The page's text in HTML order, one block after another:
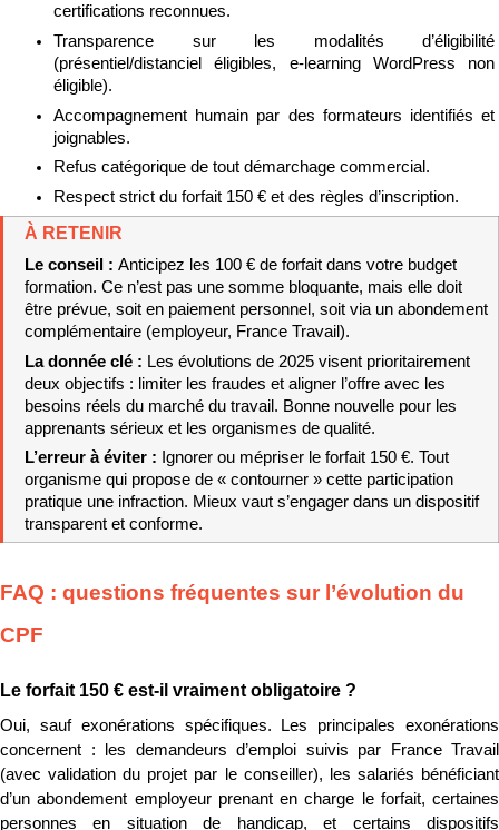
certifications reconnues.
Transparence sur les modalités d’éligibilité
(présentiel/distanciel éligibles, e-learning WordPress non
éligible).
Accompagnement humain par des formateurs identifiés et
joignables.
Refus catégorique de tout démarchage commercial.
Respect strict du forfait 150 € et des règles d’inscription.
À RETENIR
Le conseil : Anticipez les 100 € de forfait dans votre budget
formation. Ce n’est pas une somme bloquante, mais elle doit
être prévue, soit en paiement personnel, soit via un abondement
complémentaire (employeur, France Travail).
La donnée clé : Les évolutions de 2025 visent prioritairement
deux objectifs : limiter les fraudes et aligner l’offre avec les
besoins réels du marché du travail. Bonne nouvelle pour les
apprenants sérieux et les organismes de qualité.
L’erreur à éviter : Ignorer ou mépriser le forfait 150 €. Tout
organisme qui propose de « contourner » cette participation
pratique une infraction. Mieux vaut s’engager dans un dispositif
transparent et conforme.
FAQ : questions fréquentes sur l’évolution du
CPF
Le forfait 150 € est-il vraiment obligatoire ?
Oui, sauf exonérations spécifiques. Les principales exonérations
concernent : les demandeurs d’emploi suivis par France Travail
(avec validation du projet par le conseiller), les salariés bénéficiant
d’un abondement employeur prenant en charge le forfait, certaines
personnes en situation de handicap, et certains dispositifs